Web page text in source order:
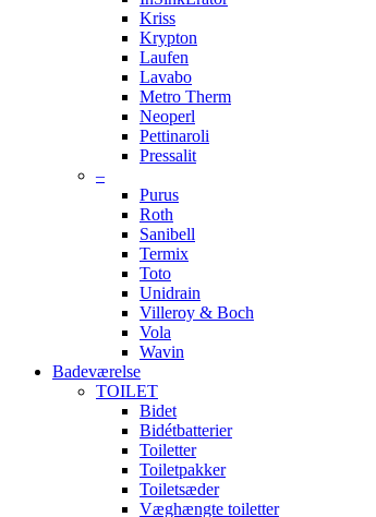
Kriss
Krypton
Laufen
Lavabo
Metro Therm
Neoperl
Pettinaroli
Pressalit
–
Purus
Roth
Sanibell
Termix
Toto
Unidrain
Villeroy & Boch
Vola
Wavin
Badeværelse
TOILET
Bidet
Bidétbatterier
Toiletter
Toiletpakker
Toiletsæder
Væghængte toiletter